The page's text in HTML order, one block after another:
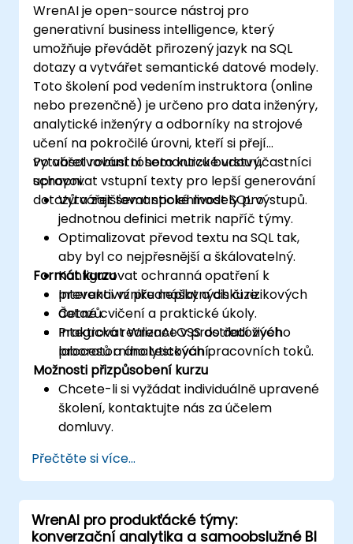
WrenAI je open-source nástroj pro
generativní business intelligence, který
umožňuje převádět přirozený jazyk na SQL
dotazy a vytvářet semantické datové modely.
Toto školení pod vedením instruktora (online
nebo prezenčně) je určeno pro data inženýry,
analytické inženýry a odborníky na strojové
učení na pokročilé úrovni, kteří si přejí
vytvářet robustní semantické vrstvy,
upravovat vstupní texty pro lepší generování
dotazů a zajišťovat spolehlivost SQL výstupů.
Po absolvování tohoto kurzu budou účastníci
schopni:
Vytvářet semantické modely pro
jednotnou definici metrik napříč týmy.
Optimalizovat převod textu na SQL tak,
aby byl co nejpřesnější a škálovatelný.
Konfigurovat ochranná opatření k
prevenci vzniku neplatných či rizikových
dotazů.
Integrovat WrenAI OSS do datových
procesů a analytických pracovních toků.
Formát kurzu
Interaktivní přednášky a diskuze.
Četné cvičení a praktické úkoly.
Praktická realizace v prostředí živého
laboratorního testování.
Možnosti přizpůsobení kurzu
Chcete-li si vyžádat individuálně upravené
školení, kontaktujte nás za účelem
domluvy.
Přečtěte si více...
WrenAI pro produkťácké týmy:
konverzační analytika a samoobslužné BI